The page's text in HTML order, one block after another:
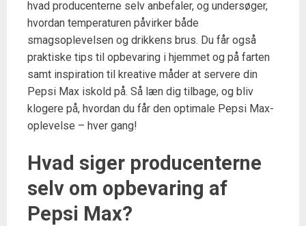
hvad producenterne selv anbefaler, og undersøger,
hvordan temperaturen påvirker både
smagsoplevelsen og drikkens brus. Du får også
praktiske tips til opbevaring i hjemmet og på farten
samt inspiration til kreative måder at servere din
Pepsi Max iskold på. Så læn dig tilbage, og bliv
klogere på, hvordan du får den optimale Pepsi Max-
oplevelse – hver gang!
Hvad siger producenterne
selv om opbevaring af
Pepsi Max?